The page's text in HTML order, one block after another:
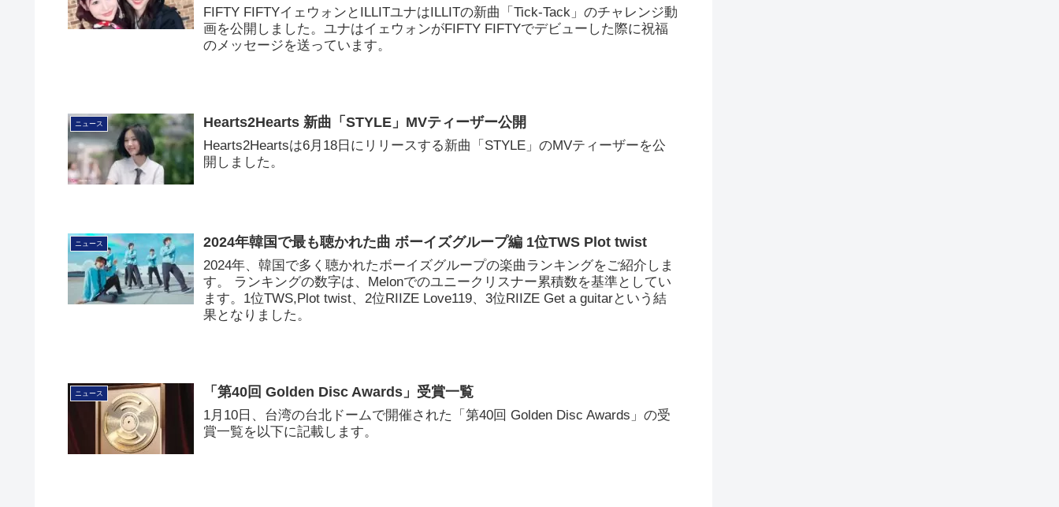
FIFTY FIFTYイェウォンとILLITユナはILLITの新曲「Tick-Tack」のチャレンジ動
画を公開しました。ユナはイェウォンがFIFTY FIFTYでデビューした際に祝福
のメッセージを送っています。
ニュース Hearts2Hearts 新曲「STYLE」MVティーザー公開
Hearts2Heartsは6月18日にリリースする新曲「STYLE」のMVティーザーを公
開しました。
ニュース 2024年韓国で最も聴かれた曲 ボーイズグループ編 1位TWS Plot twist
2024年、韓国で多く聴かれたボーイズグループの楽曲ランキングをご紹介しま
す。 ランキングの数字は、Melonでのユニークリスナー累積数を基準としてい
ます。1位TWS,Plot twist、2位RIIZE Love119、3位RIIZE Get a guitarという結
果となりました。
ニュース 「第40回 Golden Disc Awards」受賞一覧
1月10日、台湾の台北ドームで開催された「第40回 Golden Disc Awards」の受
賞一覧を以下に記載します。